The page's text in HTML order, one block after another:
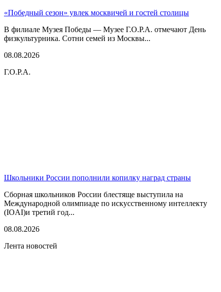
«Победный сезон» увлек москвичей и гостей столицы
В филиале Музея Победы — Музее Г.О.Р.А. отмечают День
физкультурника. Сотни семей из Москвы...
08.08.2026
Г.О.Р.А.
Школьники России пополнили копилку наград страны
Сборная школьников России блестяще выступила на
Международной олимпиаде по искусственному интеллекту
(IOAI)и третий год...
08.08.2026
Лента новостей